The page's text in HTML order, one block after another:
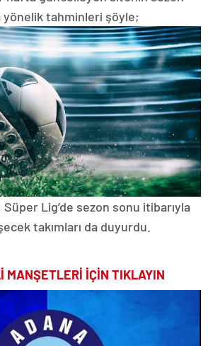
yönelik tahminleri şöyle;
Lig’de sezon sonu itibarıyla
takımları da duyurdu.
MANŞETLERİ İÇİN TIKLAYIN